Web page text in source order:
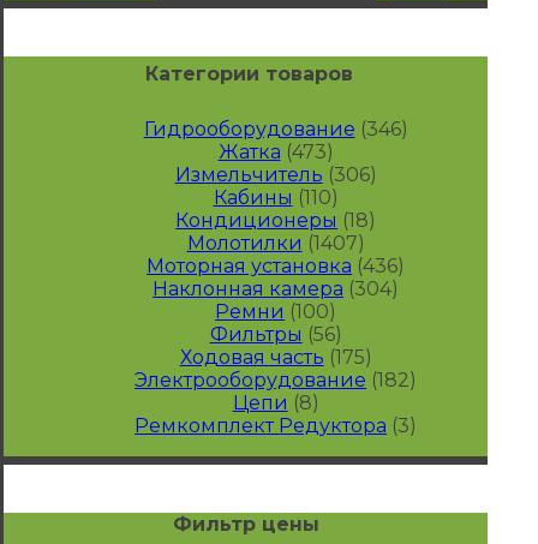
Категории товаров
Гидрооборудование (346)
Жатка (473)
Измельчитель (306)
Кабины (110)
Кондиционеры (18)
Молотилки (1407)
Моторная установка (436)
Наклонная камера (304)
Ремни (100)
Фильтры (56)
Ходовая часть (175)
Электрооборудование (182)
Цепи (8)
Ремкомплект Редуктора (3)
Фильтр цены